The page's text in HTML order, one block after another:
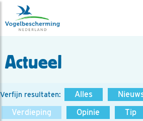
Actueel
Verfijn resultaten: Alles
Verdieping
Opinie Tip